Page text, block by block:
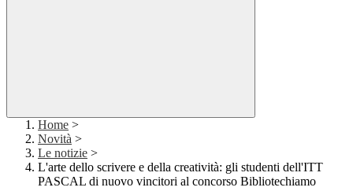
Home >
Novità >
Le notizie >
L'arte dello scrivere e della creatività: gli studenti dell'ITT
PASCAL di nuovo vincitori al concorso Bibliotechiamo